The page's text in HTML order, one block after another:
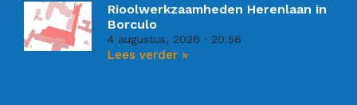
Rioolwerkzaamheden Herenlaan in
Borculo
4 augustus, 2026 20:56
Lees verder »